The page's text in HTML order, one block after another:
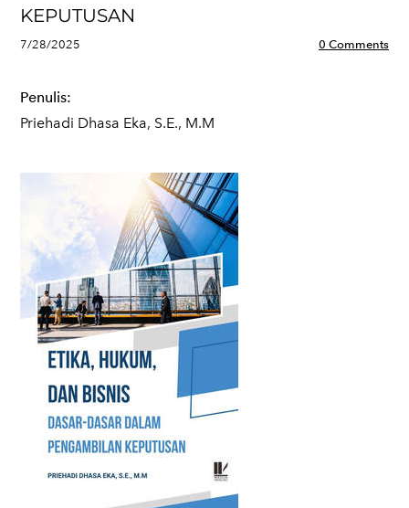
KEPUTUSAN
7/28/2025 0 Comments
Penulis:
Priehadi Dhasa Eka, S.E., M.M